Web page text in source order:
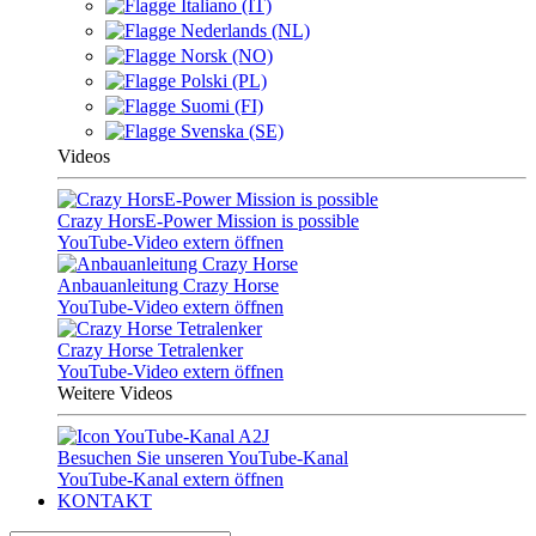
Italiano (IT)
Nederlands (NL)
Norsk (NO)
Polski (PL)
Suomi (FI)
Svenska (SE)
Videos
Crazy HorsE-Power Mission is possible
YouTube-Video extern öffnen
Anbauanleitung Crazy Horse
YouTube-Video extern öffnen
Crazy Horse Tetralenker
YouTube-Video extern öffnen
Weitere Videos
Besuchen Sie unseren YouTube-Kanal
YouTube-Kanal extern öffnen
KONTAKT